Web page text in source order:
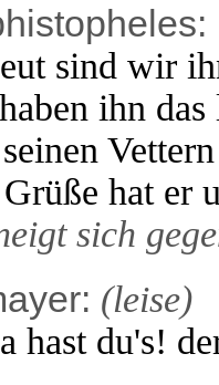
sind wir
ihn das
hat er
sich
(leise)
du's!